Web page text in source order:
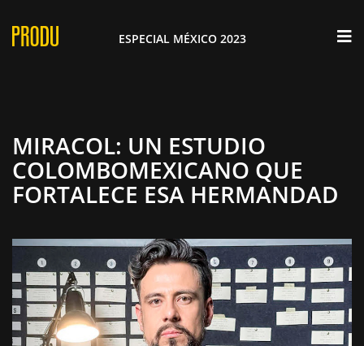
ESPECIAL MÉXICO 2023
MIRACOL: UN ESTUDIO
COLOMBOMEXICANO QUE
FORTALECE ESA HERMANDAD